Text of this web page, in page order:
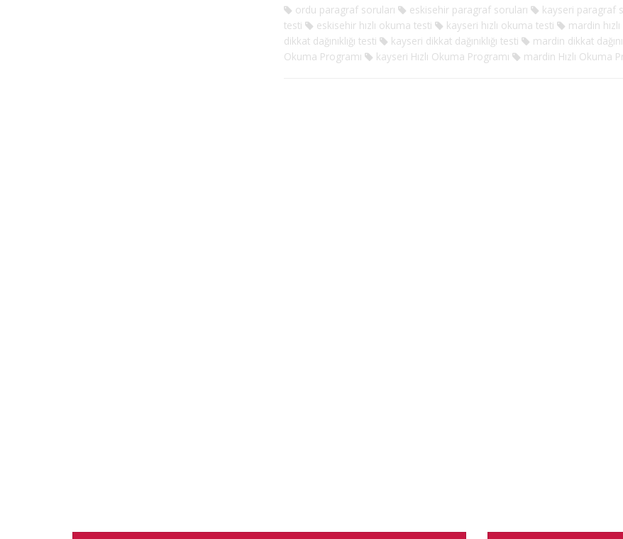
ordu paragraf soruları eskisehir paragraf soruları kayseri paragraf
testi
eskisehir hızlı okuma testi kayseri hızlı okuma testi mardin
dikkat dağınıklığı testi
kayseri dikkat dağınıklığı testi mardin dikkat
Okuma Programı
kayseri Hızlı Okuma Programı mardin Hızlı Okuma